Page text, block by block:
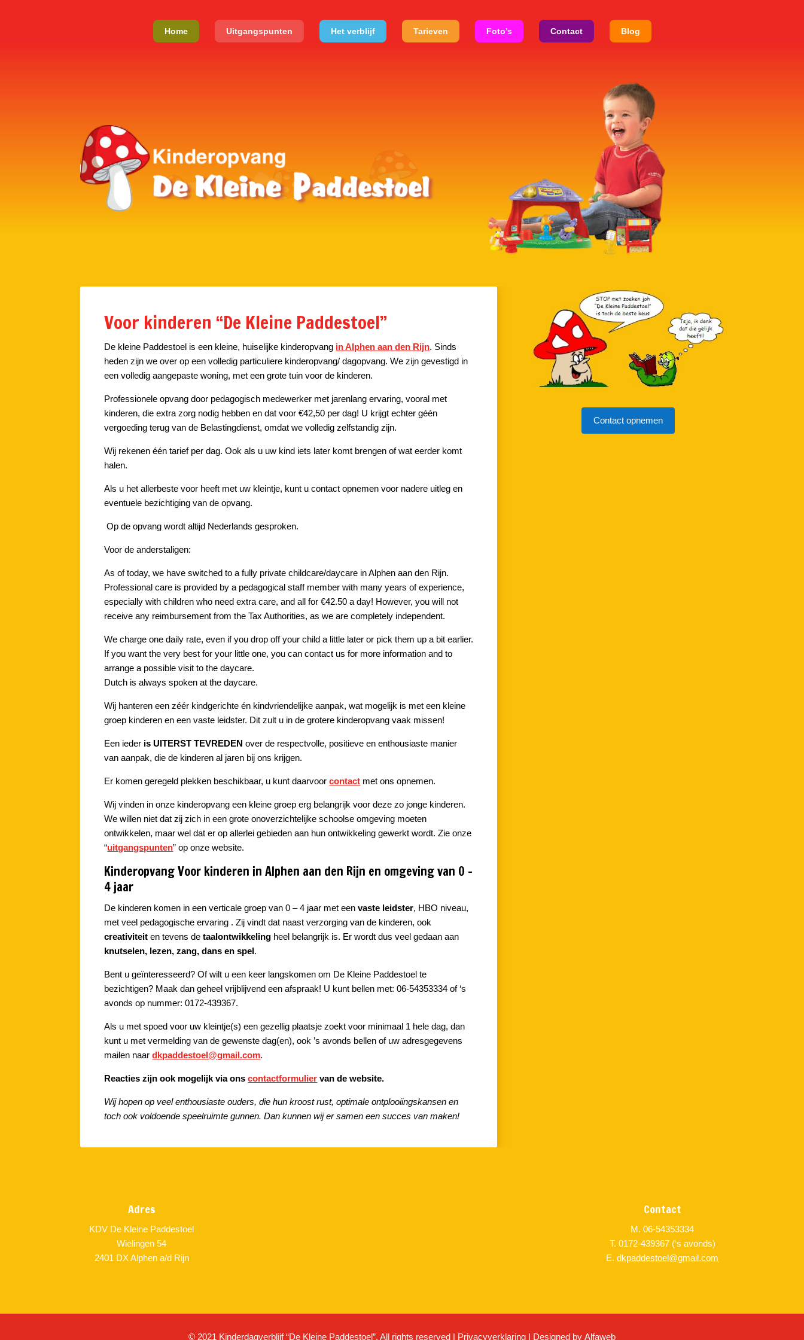
Home Uitgangspunten Het verblijf Tarieven Foto’s Contact Blog
Voor kinderen “De Kleine Paddestoel”
De kleine Paddestoel is een kleine, huiselijke kinderopvang in Alphen aan den Rijn. Sinds
heden zijn we over op een volledig particuliere kinderopvang/ dagopvang. We zijn gevestigd in
een volledig aangepaste woning, met een grote tuin voor de kinderen.
Professionele opvang door pedagogisch medewerker met jarenlang ervaring, vooral met
kinderen, die extra zorg nodig hebben en dat voor €42,50 per dag! U krijgt echter géén
vergoeding terug van de Belastingdienst, omdat we volledig zelfstandig zijn.
Wij rekenen één tarief per dag. Ook als u uw kind iets later komt brengen of wat eerder komt
halen.
Als u het allerbeste voor heeft met uw kleintje, kunt u contact opnemen voor nadere uitleg en
eventuele bezichtiging van de opvang.
Op de opvang wordt altijd Nederlands gesproken.
Voor de anderstaligen:
As of today, we have switched to a fully private childcare/daycare in Alphen aan den Rijn.
Professional care is provided by a pedagogical staff member with many years of experience,
especially with children who need extra care, and all for €42.50 a day! However, you will not
receive any reimbursement from the Tax Authorities, as we are completely independent.
We charge one daily rate, even if you drop off your child a little later or pick them up a bit earlier.
If you want the very best for your little one, you can contact us for more information and to
arrange a possible visit to the daycare.
Dutch is always spoken at the daycare.
Wij hanteren een zéér kindgerichte én kindvriendelijke aanpak, wat mogelijk is met een kleine
groep kinderen en een vaste leidster. Dit zult u in de grotere kinderopvang vaak missen!
Een ieder is UITERST TEVREDEN over de respectvolle, positieve en enthousiaste manier
van aanpak, die de kinderen al jaren bij ons krijgen.
Er komen geregeld plekken beschikbaar, u kunt daarvoorcontact met ons opnemen.
Wij vinden in onze kinderopvang een kleine groep erg belangrijk voor deze zo jonge kinderen.
We willen niet dat zij zich in een grote onoverzichtelijke schoolse omgeving moeten
ontwikkelen, maar wel dat er op allerlei gebieden aan hun ontwikkeling gewerkt wordt. Zie onze
“uitgangspunten” op onze website.
Kinderopvang Voor kinderen in Alphen aan den Rijn en omgeving van 0 –
4 jaar
De kinderen komen in een verticale groep van 0 – 4 jaar met eenvaste leidster, HBO niveau,
met veel pedagogische ervaring . Zij vindt dat naast verzorging van de kinderen, ook
creativiteit en tevens detaalontwikkeling heel belangrijk is. Er wordt dus veel gedaan aan
knutselen, lezen, zang, dans en spel.
Bent u geïnteresseerd? Of wilt u een keer langskomen om De Kleine Paddestoel te
bezichtigen? Maak dan geheel vrijblijvend een afspraak! U kunt bellen met: 06-54353334 of ‘s
avonds op nummer: 0172-439367.
Als u met spoed voor uw kleintje(s) een gezellig plaatsje zoekt voor minimaal 1 hele dag, dan
kunt u met vermelding van de gewenste dag(en), ook ’s avonds bellen of uw adresgegevens
mailen naardkpaddestoel@gmail.com.
Reacties zijn ook mogelijk via onscontactformulier van de website.
Wij hopen op veel enthousiaste ouders, die hun kroost rust, optimale ontplooiingskansen en
toch ook voldoende speelruimte gunnen. Dan kunnen wij er samen een succes van maken!
Contact opnemen
Adres
KDV De Kleine Paddestoel
Wielingen 54
2401 DX Alphen a/d Rijn
Contact
M. 06-54353334
T. 0172-439367 (‘s avonds)
E.dkpaddestoel@gmail.com
© 2021 Kinderdagverblijf “De Kleine Paddestoel”. All rights reserved | Privacyverklaring | Designed by Alfaweb